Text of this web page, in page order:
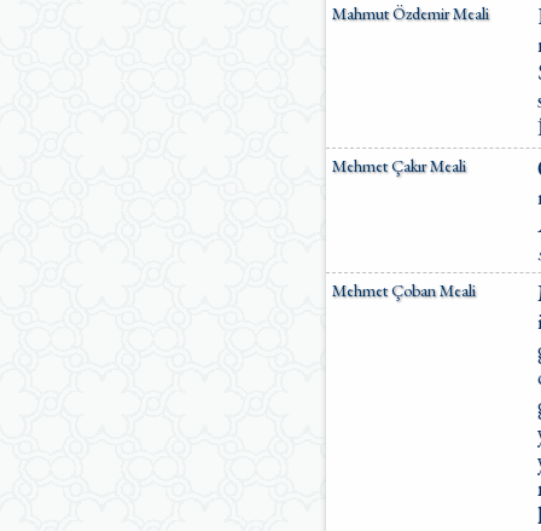
Mahmut Özdemir Meali
Mehmet Çakır Meali
Mehmet Çoban Meali